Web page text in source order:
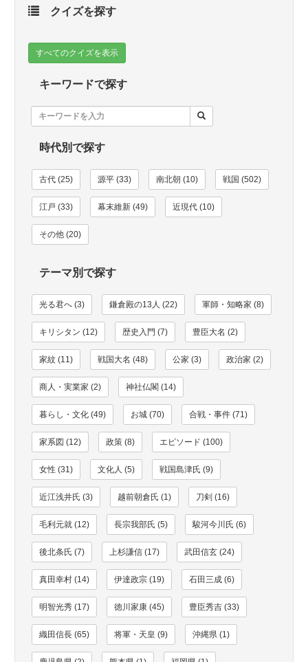
クイズを探す
すべてのクイズを表示
キーワードで探す
時代別で探す
古代 (25) 源平 (33) 南北朝 (10) 戦国 (502)
江戸 (33) 幕末維新 (49) 近現代 (10)
その他 (20)
テーマ別で探す
光る君へ (3) 鎌倉殿の13人 (22) 軍師・知略家 (8)
キリシタン (12) 歴史入門 (7) 豊臣大名 (2)
家紋 (11) 戦国大名 (48) 公家 (3) 政治家 (2)
商人・実業家 (2) 神社仏閣 (14)
暮らし・文化 (49) お城 (70) 合戦・事件 (71)
家系図 (12) 政策 (8) エピソード (100)
女性 (31) 文化人 (5) 戦国島津氏 (9)
近江浅井氏 (3) 越前朝倉氏 (1) 刀剣 (16)
毛利元就 (12) 長宗我部氏 (5) 駿河今川氏 (6)
後北条氏 (7) 上杉謙信 (17) 武田信玄 (24)
真田幸村 (14) 伊達政宗 (19) 石田三成 (6)
明智光秀 (17) 徳川家康 (45) 豊臣秀吉 (33)
織田信長 (65) 将軍・天皇 (9) 沖縄県 (1)